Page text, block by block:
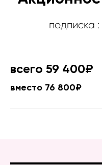
подписка
всего 59 400₽
вместо 76 800₽